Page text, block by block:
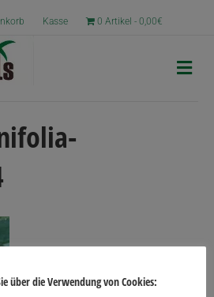
Kasse 0 Artikel 0,00€
N
a
über die Verwendung von Cookies: